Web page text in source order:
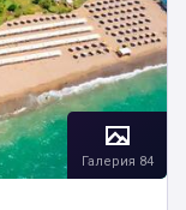
Галерия 84